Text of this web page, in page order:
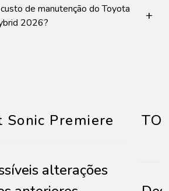
de manutenção do Toyota
2026?
+
Sonic Premiere
alterações